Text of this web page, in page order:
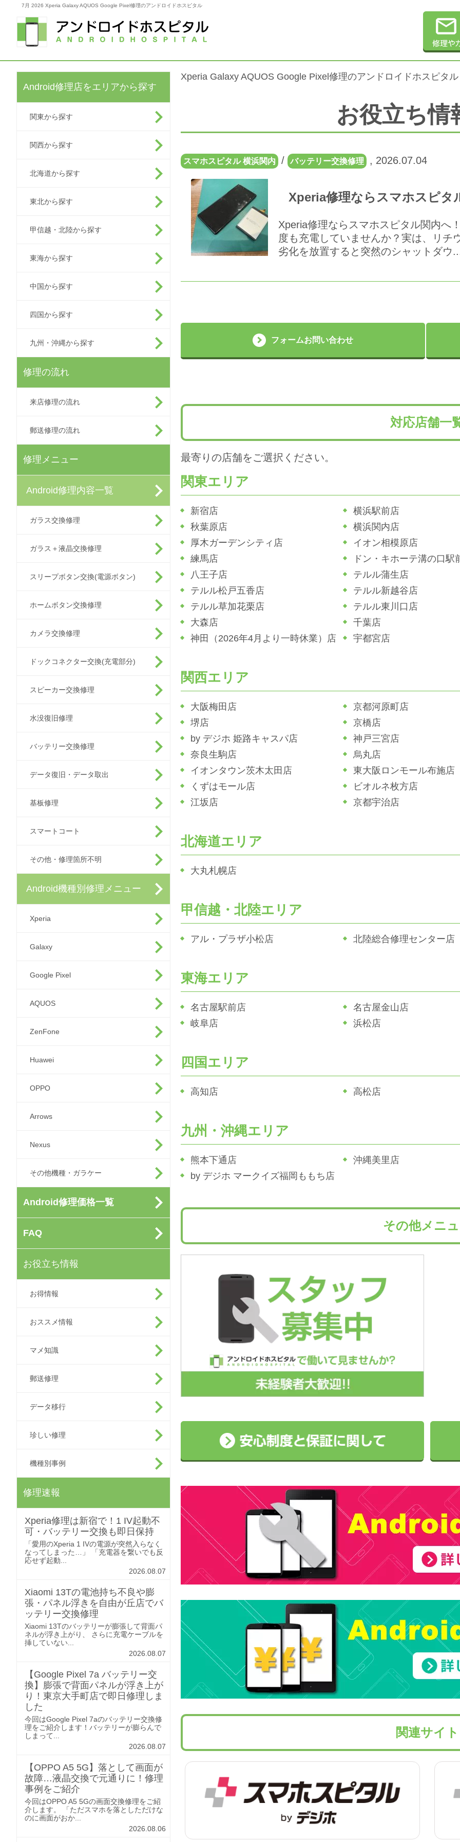
7月 2026 Xperia Galaxy AQUOS Google Pixel修理のアンドロイドホスピタル
Android修理店をエリアから探す
関東から探す
関西から探す
北海道から探す
東北から探す
甲信越・北陸から探す
東海から探す
中国から探す
四国から探す
九州・沖縄から探す
修理の流れ
来店修理の流れ
郵送修理の流れ
修理メニュー
Android修理内容一覧
ガラス交換修理
ガラス＋液晶交換修理
スリープボタン交換(電源ボタン)
ホームボタン交換修理
カメラ交換修理
ドックコネクター交換(充電部分)
スピーカー交換修理
水没復旧修理
バッテリー交換修理
データ復旧・データ取出
基板修理
スマートコート
その他・修理箇所不明
Android機種別修理メニュー
Xperia
Galaxy
Google Pixel
AQUOS
ZenFone
Huawei
OPPO
Arrows
Nexus
その他機種・ガラケー
Android修理価格一覧
FAQ
お役立ち情報
お得情報
おススメ情報
マメ知識
郵送修理
データ移行
珍しい修理
機種別事例
修理速報
Xperia修理は新宿で！1 IV起動不
可・バッテリー交換も即日保持
「愛用のXperia 1 IVの電源が突然入らなく
なってしまった…」 「充電器を繋いでも反
応せず起動...
2026.08.07
Xiaomi 13Tの電池持ち不良や膨
張・パネル浮きを自由が丘店でバ
ッテリー交換修理
Xiaomi 13Tのバッテリーが膨張して背面パ
ネルが浮き上がり、 さらに充電ケーブルを
挿していない...
2026.08.07
【Google Pixel 7a バッテリー交
換】膨張で背面パネルが浮き上が
り！東京大手町店で即日修理しま
した
今回はGoogle Pixel 7aのバッテリー交換修
理をご紹介します！バッテリーが膨らんで
しまって...
2026.08.07
【OPPO A5 5G】落として画面が
故障…液晶交換で元通りに！修理
事例をご紹介
今回はOPPO A5 5Gの画面交換修理をご紹
介します。 「ただスマホを落としただけな
のに画面がおか...
2026.08.06
Xperia Galaxy AQUOS Google Pixel修理のアンドロイドホスピタル
お役立ち情
スマホスピタル 横浜関内 / バッテリー交換修理 , 2026.07.04
Xperia修理ならスマホスピタ
Xperia修理ならスマホスピタル関内へ
度も充電していませんか？実は、リチ
劣化を放置すると突然のシャットダウ
フォームお問い合わせ
対応店舗一
最寄りの店舗をご選択ください。
関東エリア
新宿店
横浜駅前店
秋葉原店
横浜関内店
厚木ガーデンシティ店
イオン相模原店
練馬店
ドン・キホーテ溝の口駅
八王子店
テルル蒲生店
テルル松戸五香店
テルル新越谷店
テルル草加花栗店
テルル東川口店
大森店
千葉店
神田（2026年4月より一時休業）店
宇都宮店
関西エリア
大阪梅田店
京都河原町店
堺店
京橋店
by デジホ 姫路キャスパ店
神戸三宮店
奈良生駒店
烏丸店
イオンタウン茨木太田店
東大阪ロンモール布施店
くずはモール店
ビオルネ枚方店
江坂店
京都宇治店
北海道エリア
大丸札幌店
甲信越・北陸エリア
アル・プラザ小松店 北陸総合修理センター店
東海エリア
名古屋駅前店
名古屋金山店
岐阜店
浜松店
四国エリア
高知店 高松店
九州・沖縄エリア
熊本下通店
沖縄美里店
by デジホ マークイズ福岡ももち店
その他メニ
関連サイト